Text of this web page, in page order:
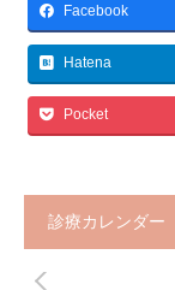
Facebook
Hatena
Pocket
診療カレンダー